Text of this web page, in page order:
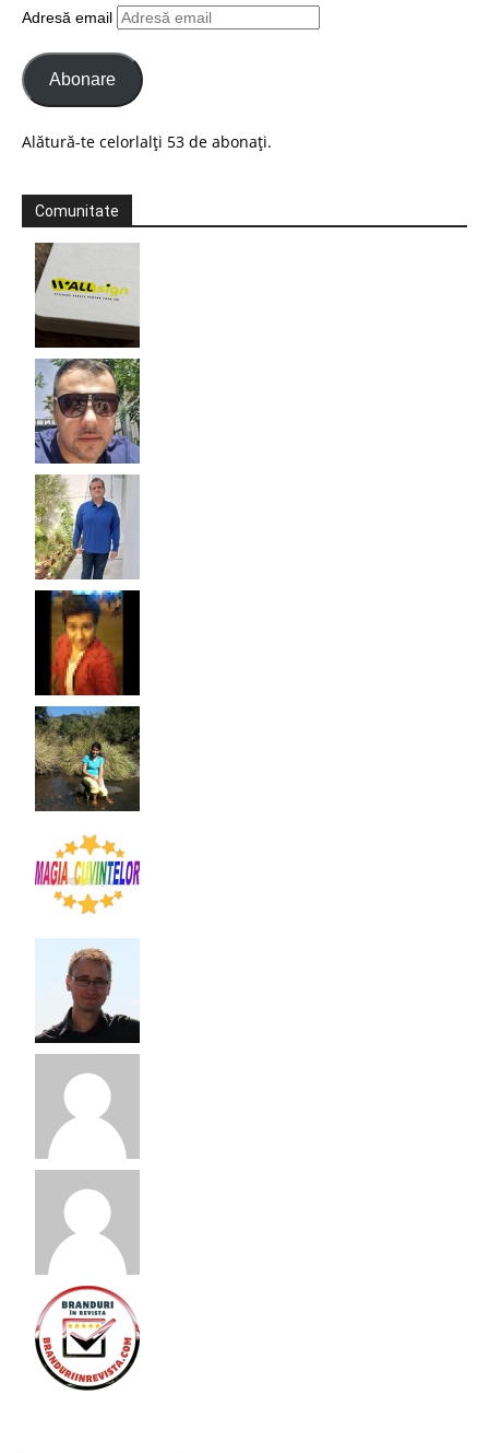
Adresă email
Abonare
Alătură-te celorlalți 53 de abonați.
Comunitate